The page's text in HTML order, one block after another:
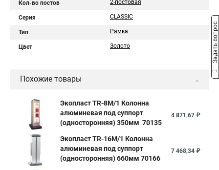
Кол-во постов 2-постовая
Серия CLASSIC
Тип Рамка
Цвет Золото
Похожие товары
Экопласт TR-8M/1 Колонна
алюминевая под суппорт
(односторонняя) 350мм 70135
4 871,67 ₽
Экопласт TR-16M/1 Колонна
алюминевая под суппорт
(односторонняя) 660мм 70166
7 468,34 ₽
Задать вопрос